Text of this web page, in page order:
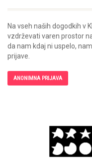
Na vseh naših dogodkih v
vzdrževati varen prostor
da nam kdaj ni uspelo,
prijave.
ANONIMNA PRIJAVA